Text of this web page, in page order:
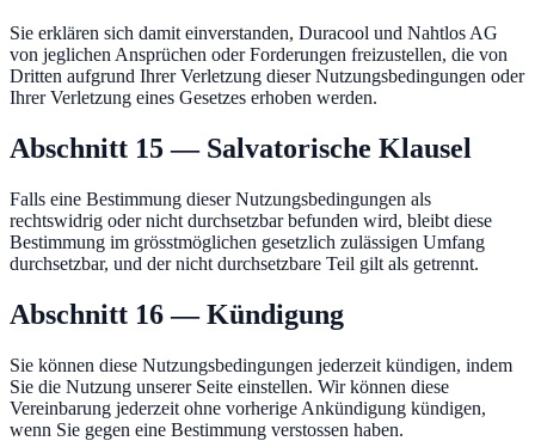
Sie erklären sich damit einverstanden, Duracool und Nahtlos AG
von jeglichen Ansprüchen oder Forderungen freizustellen, die von
Dritten aufgrund Ihrer Verletzung dieser Nutzungsbedingungen oder
Ihrer Verletzung eines Gesetzes erhoben werden.
Abschnitt 15 — Salvatorische Klausel
Falls eine Bestimmung dieser Nutzungsbedingungen als
rechtswidrig oder nicht durchsetzbar befunden wird, bleibt diese
Bestimmung im grösstmöglichen gesetzlich zulässigen Umfang
durchsetzbar, und der nicht durchsetzbare Teil gilt als getrennt.
Abschnitt 16 — Kündigung
Sie können diese Nutzungsbedingungen jederzeit kündigen, indem
Sie die Nutzung unserer Seite einstellen. Wir können diese
Vereinbarung jederzeit ohne vorherige Ankündigung kündigen,
wenn Sie gegen eine Bestimmung verstossen haben.